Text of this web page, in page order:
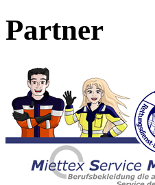
Partner